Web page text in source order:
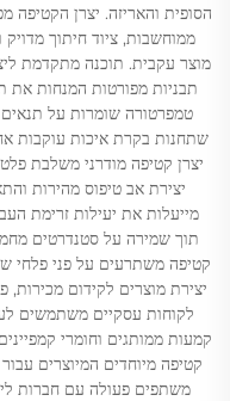
הסופית והאריזה. יצרן הקטיפה
ממוחשבות, ציוד חיתוך מדויק
מוצר עקבית. תוכנה מתקדמת
תבניות מפורטות המנחות את
טמפרטורה שומרות על תנאים
שתחנות בקרת איכות עוקבות
יצרן קטיפה מודרני משלבת
יצירת אב טיפוס מהירות
מייעלות את יעילות זרימת
תוך שמירה על סטנדרטים
קטיפה משתרעים על פני פלחי
יצירת מוצרים לקידום מכירות,
לקוחות עסקיים משתמשים
קמעות ממותגים וחומרי
קטיפה מיוחדים המיוצרים עבור
משתפים פעולה עם חברות